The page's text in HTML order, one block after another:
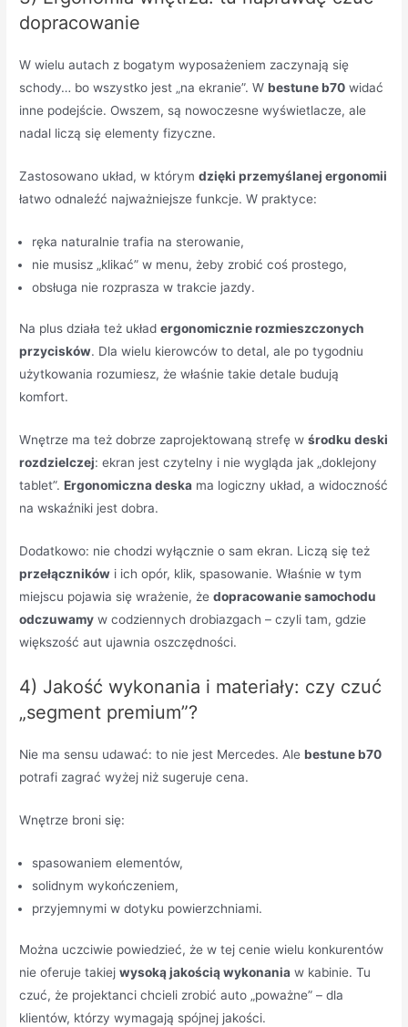
dopracowanie
W wielu autach z bogatym wyposażeniem zaczynają się
schody… bo wszystko jest „na ekranie”. Wbestune b70 widać
inne podejście. Owszem, są nowoczesne wyświetlacze, ale
nadal liczą się elementy fizyczne.
Zastosowano układ, w którymdzięki przemyślanej ergonomii
łatwo odnaleźć najważniejsze funkcje. W praktyce:
ręka naturalnie trafia na sterowanie,
nie musisz „klikać” w menu, żeby zrobić coś prostego,
obsługa nie rozprasza w trakcie jazdy.
Na plus działa też układergonomicznie rozmieszczonych
przycisków. Dla wielu kierowców to detal, ale po tygodniu
użytkowania rozumiesz, że właśnie takie detale budują
komfort.
Wnętrze ma też dobrze zaprojektowaną strefę wśrodku deski
rozdzielczej: ekran jest czytelny i nie wygląda jak „doklejony
tablet”.Ergonomiczna deska ma logiczny układ, a widoczność
na wskaźniki jest dobra.
Dodatkowo: nie chodzi wyłącznie o sam ekran. Liczą się też
przełączników i ich opór, klik, spasowanie. Właśnie w tym
miejscu pojawia się wrażenie, żedopracowanie samochodu
odczuwamy w codziennych drobiazgach – czyli tam, gdzie
większość aut ujawnia oszczędności.
4) Jakość wykonania i materiały: czy czuć
„segment premium”?
Nie ma sensu udawać: to nie jest Mercedes. Alebestune b70
potrafi zagrać wyżej niż sugeruje cena.
Wnętrze broni się:
spasowaniem elementów,
solidnym wykończeniem,
przyjemnymi w dotyku powierzchniami.
Można uczciwie powiedzieć, że w tej cenie wielu konkurentów
nie oferuje takiejwysoką jakością wykonania w kabinie. Tu
czuć, że projektanci chcieli zrobić auto „poważne” – dla
klientów, którzy wymagają spójnej jakości.